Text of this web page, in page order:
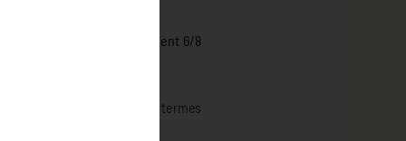
de fabrication à seulement 6/8
un tapis sur mesure en termes